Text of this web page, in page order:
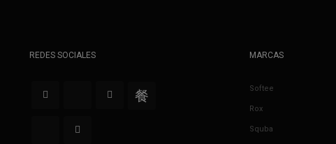
REDES SOCIALES MARCAS
Softee
Rox
Squba